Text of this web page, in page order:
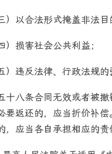
）以合法形式掩盖非法目
）损害社会公共利益；
）违反法律、行政法规的
十八条合同无效或者被
要返还的，应当折价补
，应当各自承担相应的责